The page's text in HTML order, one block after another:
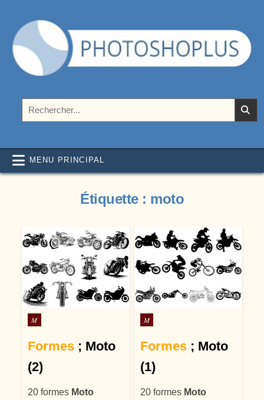
Photoshoplus
MENU PRINCIPAL
Étiquette : moto
Posté dans
M
Formes ; Moto
(2)
20 formes Moto
Posté dans
M
Formes; Moto
(1)
20 formes Moto